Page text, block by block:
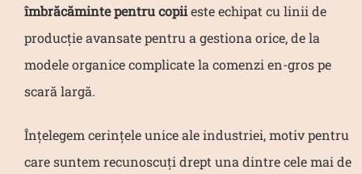
îmbrăcăminte pentru copiieste echipat cu linii de
producție avansate pentru a gestiona orice, de la
modele organice complicate la comenzi en-gros pe
scară largă.
Înțelegem cerințele unice ale industriei, motiv pentru
care suntem recunoscuți drept una dintre cele mai de